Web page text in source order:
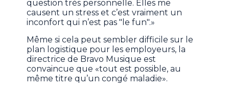
question très personnelle. Elles me
causent un stress et c’est vraiment un
inconfort qui n’est pas "le fun".»
Même si cela peut sembler difficile sur le
plan logistique pour les employeurs, la
directrice de Bravo Musique est
convaincue que «tout est possible, au
même titre qu’un congé maladie».